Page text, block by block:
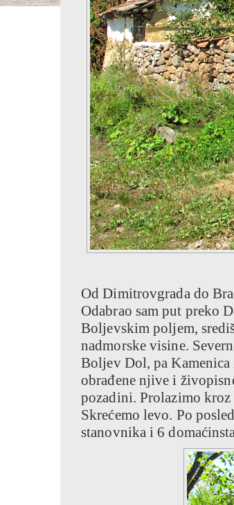
Od Dimitrovgrada do
Odabrao sam put preko
Boljevskim poljem,
nadmorske visine.
Boljev Dol, pa
obrađene njive i
pozadini. Prolazimo kroz
Skrećemo levo. Po
stanovnika i 6